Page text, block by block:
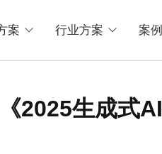
案 行业方案 案
2025生成式